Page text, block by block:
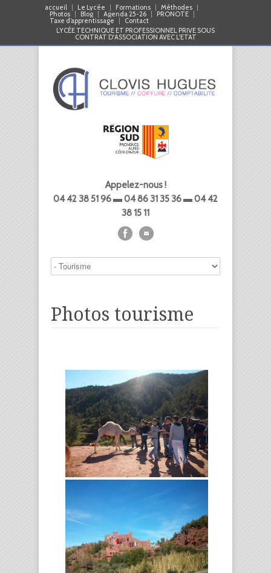
accueil Le Lycée Formations Méthodes
Photos Blog Agenda 25-26 PRONOTE
Taxe d’apprentissage
Contact
LYCÉE TECHNIQUE ET PROFESSIONNEL PRIVE SOUS
CONTRAT D'ASSOCIATION AVEC L'ETAT
Appelez-nous !
04 42 38 51 96 ▬ 04 86 31 35 36 ▬ 04 42
38 15 11
Photos tourisme